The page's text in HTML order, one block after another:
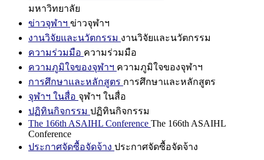
มหาวิทยาลัย
ข่าวจุฬาฯ ข่าวจุฬาฯ
งานวิจัยและนวัตกรรม งานวิจัยและนวัตกรรม
ความร่วมมือ ความร่วมมือ
ความภูมิใจของจุฬาฯ ความภูมิใจของจุฬาฯ
การศึกษาและหลักสูตร การศึกษาและหลักสูตร
จุฬาฯ ในสื่อ จุฬาฯ ในสื่อ
ปฏิทินกิจกรรม ปฏิทินกิจกรรม
The 166th ASAIHL Conference The 166th ASAIHL
Conference
ประกาศจัดซื้อจัดจ้าง ประกาศจัดซื้อจัดจ้าง